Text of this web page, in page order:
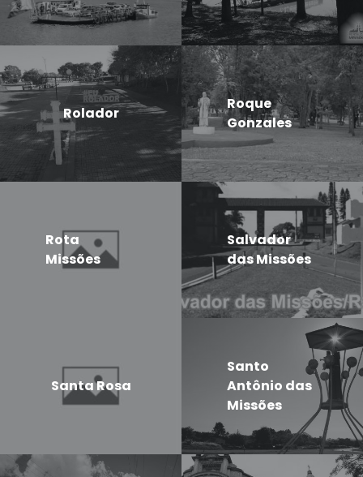
Rolador
Roque
Gonzales
Rota
Missões
Salvador
das Missões
Santa Rosa
Santo
Antônio das
Missões